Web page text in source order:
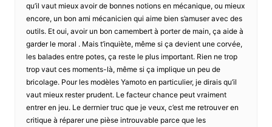
qu’il vaut mieux avoir de bonnes notions en mécanique, ou mieux
encore, un bon ami mécanicien qui aime bien s’amuser avec des
outils. Et oui, avoir un bon camembert à porter de main, ça aide à
garder le moral . Mais t’inquiète, même si ça devient une corvée,
les balades entre potes, ça reste le plus important. Rien ne trop
trop vaut ces moments-là, même si ça implique un peu de
bricolage. Pour les modèles Yamoto en particulier, je dirais qu’il
vaut mieux rester prudent. Le facteur chance peut vraiment
entrer en jeu. Le derrnier truc que je veux, c’est me retrouver en
critique à réparer une pièse introuvable parce que les